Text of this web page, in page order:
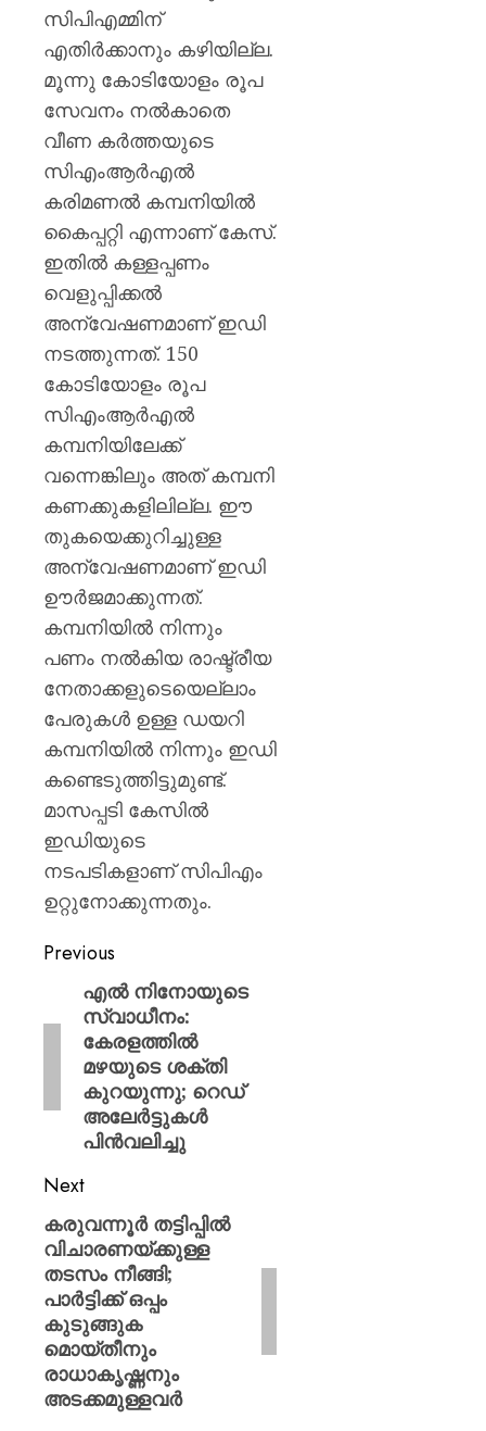
സിപിഎമ്മിന്
എതിര്‍ക്കാനും കഴിയില്ല.
മൂന്നു കോടിയോളം രൂപ
സേവനം നല്‍കാതെ
വീണ കര്‍ത്തയുടെ
സിഎംആര്‍എല്‍
കരിമണല്‍ കമ്പനിയില്‍
കൈപ്പറ്റി എന്നാണ് കേസ്.
ഇതില്‍ കള്ളപ്പണം
വെളുപ്പിക്കല്‍
അന്വേഷണമാണ് ഇഡി
നടത്തുന്നത്. 150
കോടിയോളം രൂപ
സിഎംആര്‍എല്‍
കമ്പനിയിലേക്ക്
വന്നെങ്കിലും അത് കമ്പനി
കണക്കുകളിലില്ല. ഈ
തുകയെക്കുറിച്ചുള്ള
അന്വേഷണമാണ് ഇഡി
ഊര്‍ജമാക്കുന്നത്.
കമ്പനിയില്‍ നിന്നും
പണം നല്‍കിയ രാഷ്ട്രീയ
നേതാക്കളുടെയെല്ലാം
പേരുകള്‍ ഉള്ള ഡയറി
കമ്പനിയില്‍ നിന്നും ഇഡി
കണ്ടെടുത്തിട്ടുമുണ്ട്.
മാസപ്പടി കേസില്‍
ഇഡിയുടെ
നടപടികളാണ് സിപിഎം
ഉറ്റുനോക്കുന്നതും.
Previous
എൽ നിനോയുടെ
സ്വാധീനം:
കേരളത്തിൽ
മഴയുടെ ശക്തി
കുറയുന്നു; റെഡ്
അലേർട്ടുകൾ
പിൻവലിച്ചു
Next
കരുവന്നൂര്‍ തട്ടിപ്പില്‍
വിചാരണയ്ക്കുള്ള
തടസം നീങ്ങി;
പാര്‍ട്ടിക്ക് ഒപ്പം
കുടുങ്ങുക
മൊയ്തീനും
രാധാകൃഷ്ണനും
അടക്കമുള്ളവര്‍